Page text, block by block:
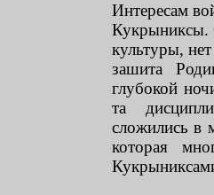
Интересам
Кукрыниксы.
культуры,
зашита
глубокой
та
сложились в
которая